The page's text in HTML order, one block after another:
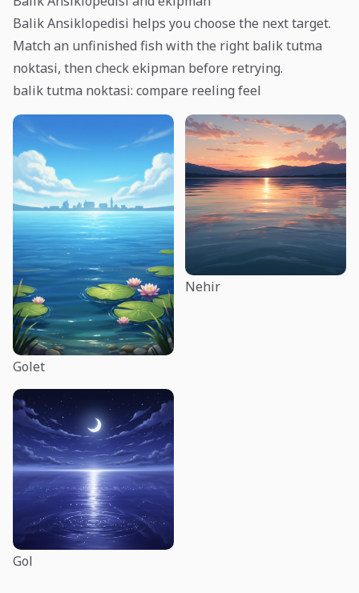
Balik Ansiklopedisi helps you choose the next target.
Match an unfinished fish with the right balik tutma
noktasi, then check ekipman before retrying.
balik tutma noktasi: compare reeling feel
Golet
Nehir
Gol